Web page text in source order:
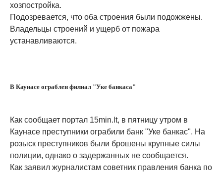
хозпостройка.
Подозревается, что оба строения были подожжены.
Владельцы строений и ущерб от пожара
устанавливаются.
В Каунасе ограблен филиал "Уке банкаса"
Как сообщает портал 15min.lt, в пятницу утром в
Каунасе преступники ограбили банк "Уке банкас". На
розыск преступников были брошены крупные силы
полиции, однако о задержанных не сообщается.
Как заявил журналистам советник правления банка по